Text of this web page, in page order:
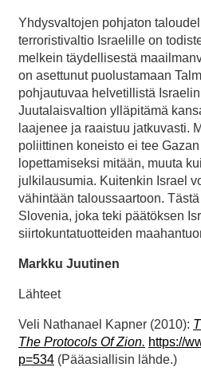
Yhdysvaltojen pohjaton
terroristivaltio Israelille on
melkein täydellisestä
on asettunut puolustamaan
pohjautuvaa helvetillistä
Juutalaisvaltion ylläpitämä
laajenee ja raaistuu jatkuvasti.
poliittinen koneisto ei tee
lopettamiseksi mitään, muuta
julkilausumia. Kuitenkin Israel
vähintään taloussaartoon.
Slovenia, joka teki päätöksen
siirtokuntatuotteiden
Markku Juutinen
Lähteet
Veli Nathanael Kapner (2010):
The Protocols Of Zion. https://
p=534 (Pääasiallisin lähde.)